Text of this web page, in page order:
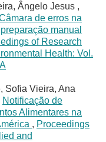
Ângelo Jesus ,
de erros na
manual
of Research
Health: Vol.
Sofia Vieira, Ana
Notificação de
Alimentares na
, Proceedings
and